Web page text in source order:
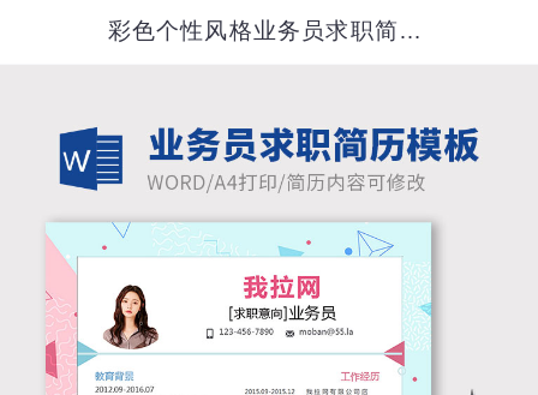
彩色个性风格业务员求职简历模板